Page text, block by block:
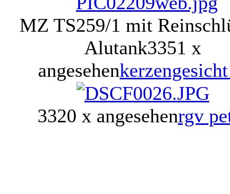
MZ TS259/1 mit
Alutank3351 x
angesehen
3320 x angesehenrgv